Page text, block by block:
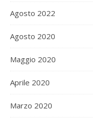
Agosto 2022
Agosto 2020
Maggio 2020
Aprile 2020
Marzo 2020